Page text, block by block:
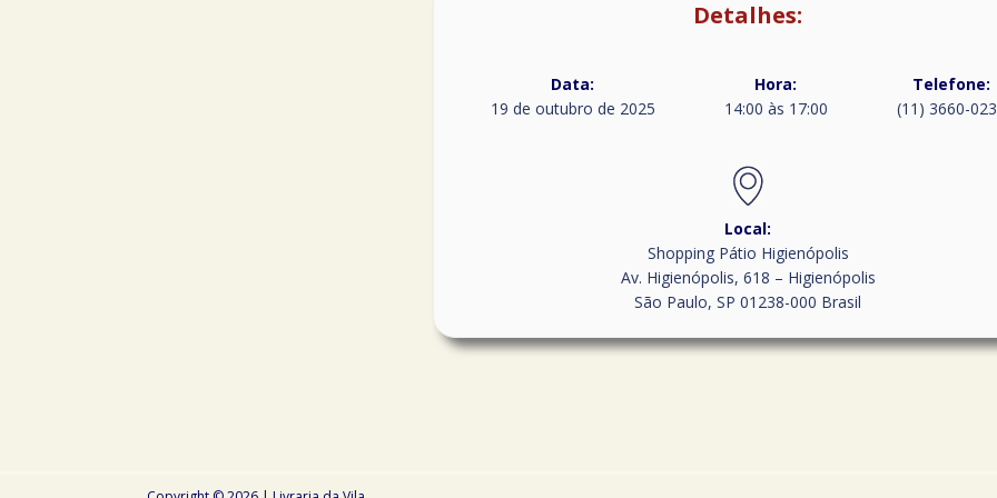
Detalhes:
Data:
19 de outubro de 2025
Hora:
14:00 às 17:00
Telefone:
(11) 3660-
Local:
Shopping Pátio Higienópolis
Av. Higienópolis, 618 – Higienópolis
São Paulo, SP 01238-000 Brasil